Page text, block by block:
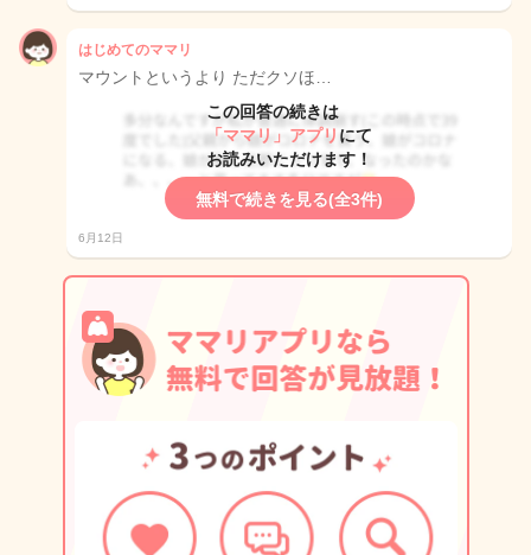
はじめてのママリ
マウントというより ただクソほ…
この回答の続きは
「ママリ」アプリ にて
お読みいただけます！
無料で続きを見る(全3件)
6月12日